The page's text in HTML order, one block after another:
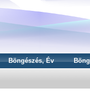
Böngészés, Év